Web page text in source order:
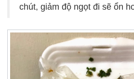
chút, giảm độ ngọt đi sẽ ổn